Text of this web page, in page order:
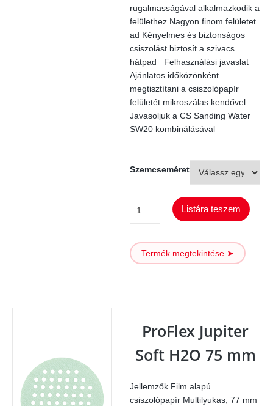
rugalmasságával alkalmazkodik a
felülethez Nagyon finom felületet
ad Kényelmes és biztonságos
csiszolást biztosít a szivacs
hátpad Felhasználási javaslat
Ajánlatos időközönként
megtisztítani a csiszolópapír
felületét mikroszálas kendővel
Javasoljuk a CS Sanding Water
SW20 kombinálásával
Szemcseméret
ProFlex
Jupiter
Soft
Listára teszem
Termék megtekintése ➤
ProFlex Jupiter
Soft H2O 75 mm
Jellemzők Film alapú
csiszolópapír Multilyukas, 77 mm